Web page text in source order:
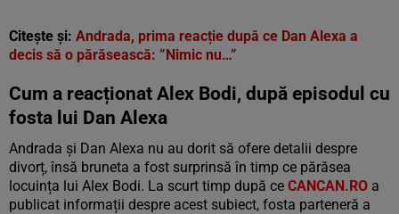
Citește și: Andrada, prima reacție după ce Dan Alexa a
decis să o părăsească: ”Nimic nu…”
Cum a reacționat Alex Bodi, după episodul cu
fosta lui Dan Alexa
Andrada și Dan Alexa nu au dorit să ofere detalii despre
divorț, însă bruneta a fost surprinsă în timp ce părăsea
locuința lui Alex Bodi. La scurt timp după ce CANCAN.RO a
publicat informații despre acest subiect, fosta parteneră a